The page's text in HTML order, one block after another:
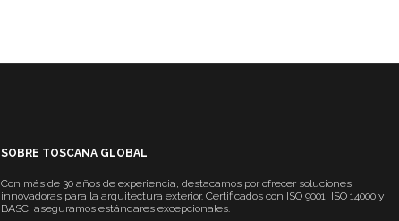
SOBRE TOSCANA GLOBAL
Con más de 30 años de experiencia, destacamos por ofrecer soluciones
innovadoras para la arquitectura exterior. Certificados con ISO 9001, ISO 14000 y
BASC, aseguramos estándares excepcionales.